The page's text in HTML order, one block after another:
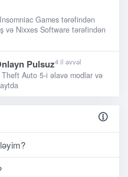
Games tərəfindən
və Nixxes Software tərəfindən
Pulsuz4 il əvvəl
Auto 5-i əlavə modlar və